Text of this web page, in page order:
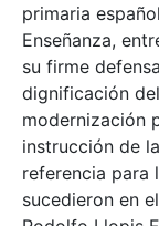
primaria
Enseñanza,
su firme
dignificación
modernización
instrucción de
referencia para
sucedieron en